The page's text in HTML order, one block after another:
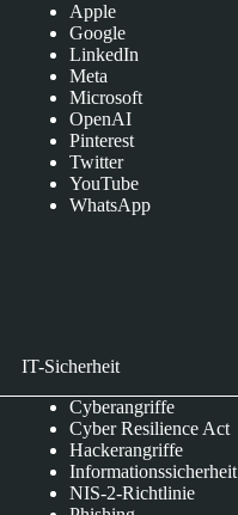
Apple
Google
LinkedIn
Meta
Microsoft
OpenAI
Pinterest
Twitter
YouTube
WhatsApp
IT-Sicherheit
Cyberangriffe
Cyber Resilience Act
Hackerangriffe
Informationssicherheit
NIS-2-Richtlinie